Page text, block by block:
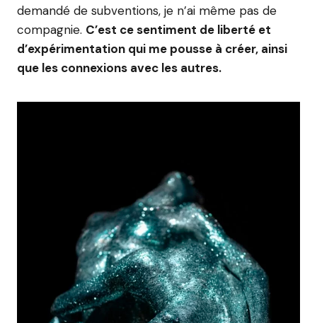
demandé de subventions, je n’ai même pas de
compagnie. C’est ce sentiment de liberté et
d’expérimentation qui me pousse à créer, ainsi
que les connexions avec les autres.